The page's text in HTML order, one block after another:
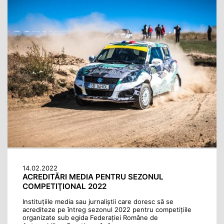
14.02.2022
ACREDITĂRI MEDIA PENTRU SEZONUL
COMPETIŢIONAL 2022
Instituţiile media sau jurnaliştii care doresc să se
acrediteze pe întreg sezonul 2022 pentru competiţiile
organizate sub egida Federaţiei Române de